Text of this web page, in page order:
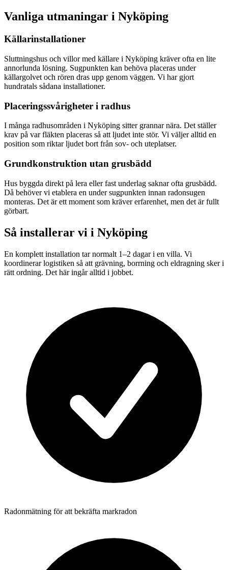
Vanliga utmaningar i Nyköping
Källarinstallationer
Sluttningshus och villor med källare i Nyköping kräver ofta en lite
annorlunda lösning. Sugpunkten kan behöva placeras under
källargolvet och rören dras upp genom väggen. Vi har gjort
hundratals sådana installationer.
Placeringssvårigheter i radhus
I många radhusområden i Nyköping sitter grannar nära. Det ställer
krav på var fläkten placeras så att ljudet inte stör. Vi väljer alltid en
position som riktar ljudet bort från sov- och uteplatser.
Grundkonstruktion utan grusbädd
Hus byggda direkt på lera eller fast underlag saknar ofta grusbädd.
Då behöver vi etablera en under sugpunkten innan radonsugen
monteras. Det är ett moment som kräver erfarenhet, men det är fullt
görbart.
Så installerar vi i Nyköping
En komplett installation tar normalt 1–2 dagar i en villa. Vi
koordinerar logistiken så att grävning, borrning och eldragning sker i
rätt ordning. Det här ingår alltid i jobbet.
Radonmätning för att bekräfta markradon